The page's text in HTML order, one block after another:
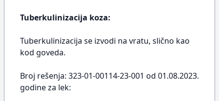
Tuberkulinizacija koza:
Tuberkulinizacija se izvodi na vratu, slično kao
kod goveda.
Broj rešenja: 323-01-00114-23-001 od 01.08.2023.
godine za lek: